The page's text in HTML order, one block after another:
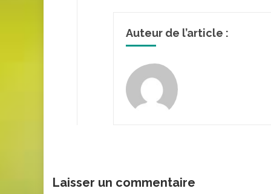
Auteur de l’article :
Laisser un commentaire